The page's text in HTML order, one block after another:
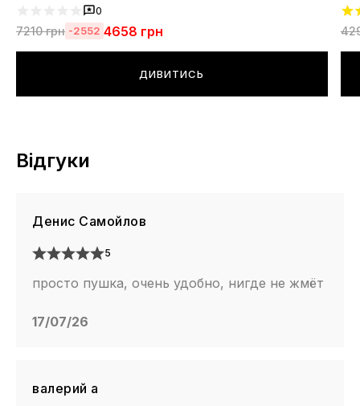
0
7210грн -2552 4658 грн
ДИВИТИСЬ
Відгуки
Денис Самойлов
5
просто пушка, очень удобно, нигде не жмёт
17/07/26
валерий а